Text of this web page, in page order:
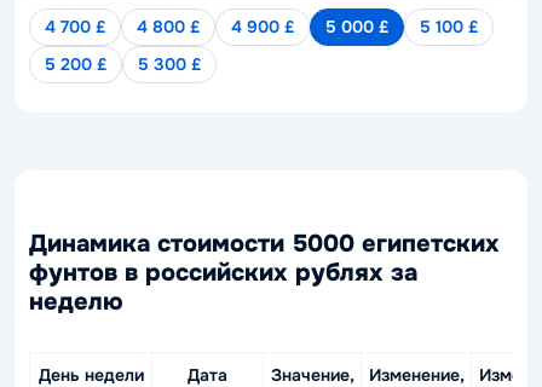
4 700 £ 4 800 £ 4 900 £ 5 000 £
5 100 £
5 200 £
5 300 £
Динамика стоимости 5000 египетских
фунтов в российских рублях за
неделю
День недели Дата
Значение,
Изменение,